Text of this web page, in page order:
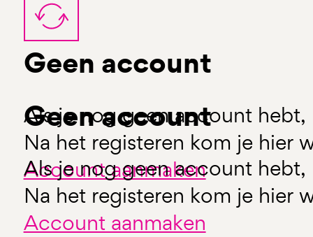
Geen account
Als je nog geen account hebt,
Na het registeren kom je hier
Account aanmaken
Geen account
Als je nog geen account hebt,
Na het registeren kom je hier
Account aanmaken